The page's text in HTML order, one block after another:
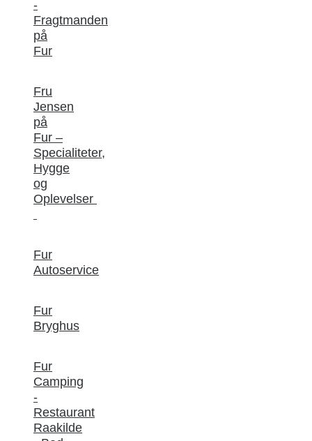
-
Fragtmanden
på
Fur
Fru
Jensen
på
Fur –
Specialiteter,
Hygge
og
Oplevelser
Fur
Autoservice
Fur
Bryghus
Fur
Camping
-
Restaurant
Raakilde